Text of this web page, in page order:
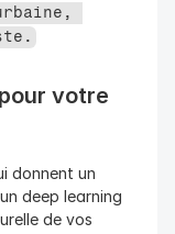
votre
donnent un
deep learning
de vos